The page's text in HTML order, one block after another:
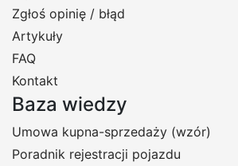
Zgłoś opinię / błąd
Artykuły
FAQ
Kontakt
Baza wiedzy
Umowa kupna-sprzedaży (wzór)
Poradnik rejestracji pojazdu